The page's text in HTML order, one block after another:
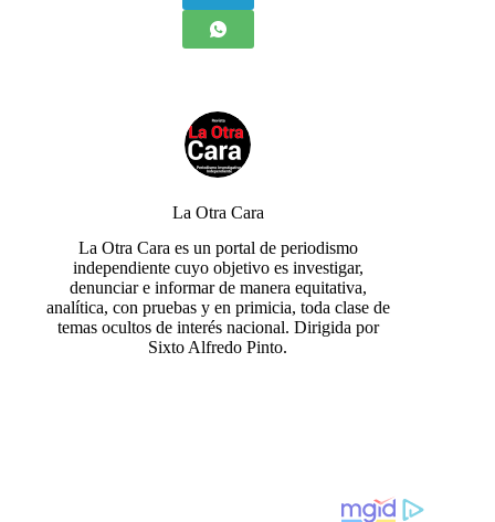
La Otra Cara
La Otra Cara es un portal de periodismo
independiente cuyo objetivo es investigar,
denunciar e informar de manera equitativa,
analítica, con pruebas y en primicia, toda clase de
temas ocultos de interés nacional. Dirigida por
Sixto Alfredo Pinto.